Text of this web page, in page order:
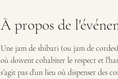
À propos de
Une jam de shibari (ou jam de
où doivent cohabiter le respect et
s’agit pas d’un lieu où dispenser des